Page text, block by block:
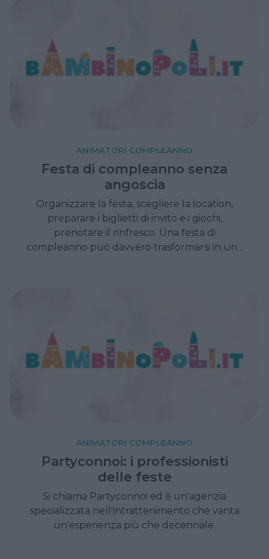
ANIMATORI COMPLEANNO
Festa di compleanno senza
angoscia
Organizzare la festa, scegliere la location,
preparare i biglietti di invito e i giochi,
prenotare il rinfresco. Una festa di
compleanno può davvero trasformarsi in una
ANIMATORI COMPLEANNO
Partyconnoi: i professionisti
delle feste
Si chiama Partyconnoi ed è un'agenzia
specializzata nell'intrattenimento che vanta
un'esperienza più che decennale.